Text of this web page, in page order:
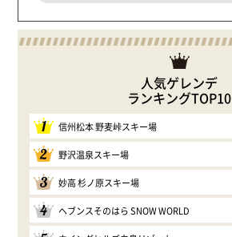
人気ゲレンデ
ランキングTOP10
1 信州松本 野麦峠スキー場
2 野沢温泉スキー場
3 妙高 杉ノ原スキー場
4 ヘブンスそのはら SNOW WORLD